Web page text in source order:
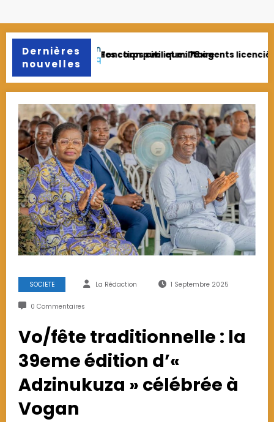
Dernières
nouvelles
licenciés pour fraude et faux diplômesAgropole de Kara : Anakoma
SOCIETE La Rédaction 1 Septembre 2025
0 Commentaires
Vo/fête traditionnelle : la
39eme édition d’«
Adzinukuza » célébrée à
Vogan